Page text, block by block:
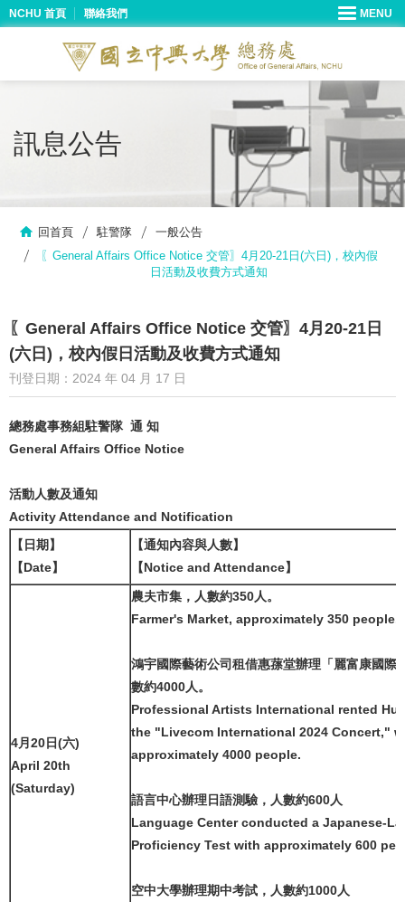
NCHU 首頁 聯絡我們
訊息公告
回首頁 駐警隊
一般公告
〖General Affairs Office Notice 交管〗4月20-21日(六日)，校內假
日活動及收費方式通知
〖General Affairs Office Notice 交管〗4月20-21日
(六日)，校內假日活動及收費方式通知
刊登日期：2024 年 04 月 17 日
總務處事務組駐警隊 通 知
General Affairs Office Notice
活動人數及通知
Activity Attendance and Notification
【日期】
【Date】
【通知內容與人數】
【Notice and Attendance】
4月20日(六)
April 20th
(Saturday)
農夫市集，人數約350人。
Farmer's Market, approximately 350 people.
鴻宇國際藝術公司租借惠蓀堂辦理「麗富康國際
數約4000人。
Professional Artists International rented
the "Livecom International 2024 Concert,"
approximately 4000 people.
語言中心辦理日語測驗，人數約600人
Language Center conducted a Japanese-
Proficiency Test with approximately 600
空中大學辦理期中考試，人數約1000人